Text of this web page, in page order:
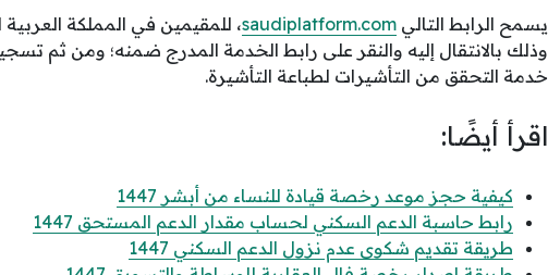
يسمح الرابط التالي saudiplatform.com، للمقيمين في المملكة
وذلك بالانتقال إليه والنقر على رابط الخدمة المدرج ضمنه؛ ومن ثم
خدمة التحقق من التأشيرات لطباعة التأشيرة.
اقرأ أيضًا:
كيفية حجز موعد رخصة قيادة للنساء من أبشر 1447
رابط حاسبة الدعم السكني لحساب مقدار الدعم المستحق 1447
طريقة تقديم شكوى عدم نزول الدعم السكني 1447